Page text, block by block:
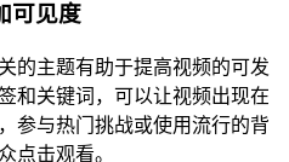
可见度
的主题有助于提高视频的可发
和关键词，可以让视频出现在
参与热门挑战或使用流行的背
点击观看。